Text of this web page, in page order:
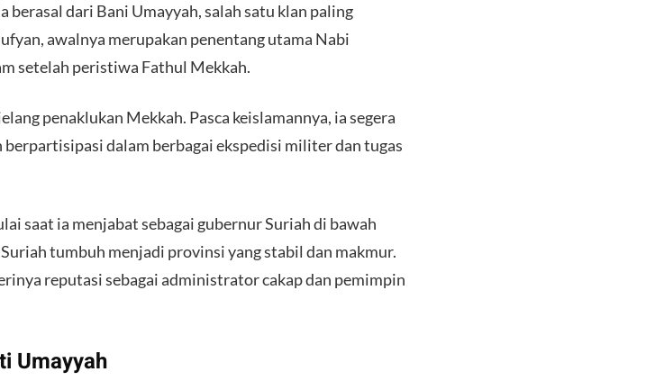
dari Bani Umayyah, salah satu klan paling
awalnya merupakan penentang utama Nabi
setelah peristiwa Fathul Mekkah.
penaklukan Mekkah. Pasca keislamannya, ia segera
dalam berbagai ekspedisi militer dan tugas
saat ia menjabat sebagai gubernur Suriah di bawah
tumbuh menjadi provinsi yang stabil dan makmur.
reputasi sebagai administrator cakap dan pemimpin
Umayyah